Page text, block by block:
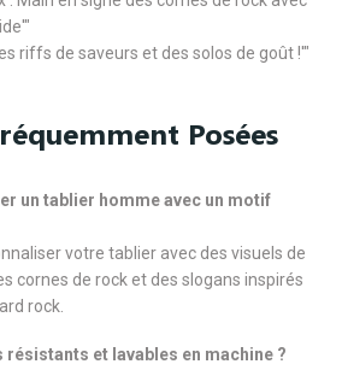
riffs de saveurs et des solos de goût !'"
Posées
un tablier homme avec un motif
votre tablier avec des visuels de
cornes de rock et des slogans inspirés
rock.
et lavables en machine ?